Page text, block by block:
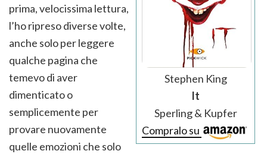
Stephen King
It
Sperling & Kupfer
Compralo su
prima, velocissima lettura,
l’ho ripreso diverse volte,
anche solo per leggere
qualche pagina che
temevo di aver
dimenticato o
semplicemente per
provare nuovamente
quelle emozioni che solo